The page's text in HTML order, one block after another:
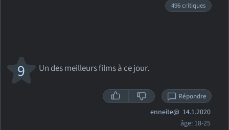
496 critiques
Un des meilleurs films à ce jour.
9
Répondre
enneite@ 14.1.2020
âge: 18-25